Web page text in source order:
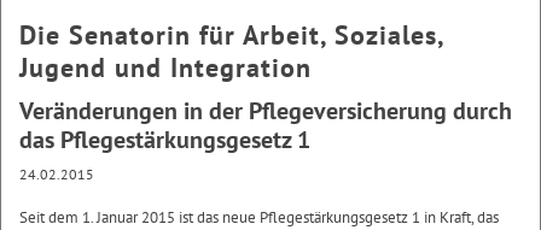
Die Senatorin für Arbeit, Soziales,
Jugend und Integration
Veränderungen in der Pflegeversicherung durch
das Pflegestärkungsgesetz 1
24.02.2015
Seit dem 1. Januar 2015 ist das neue Pflegestärkungsgesetz 1 in Kraft, das